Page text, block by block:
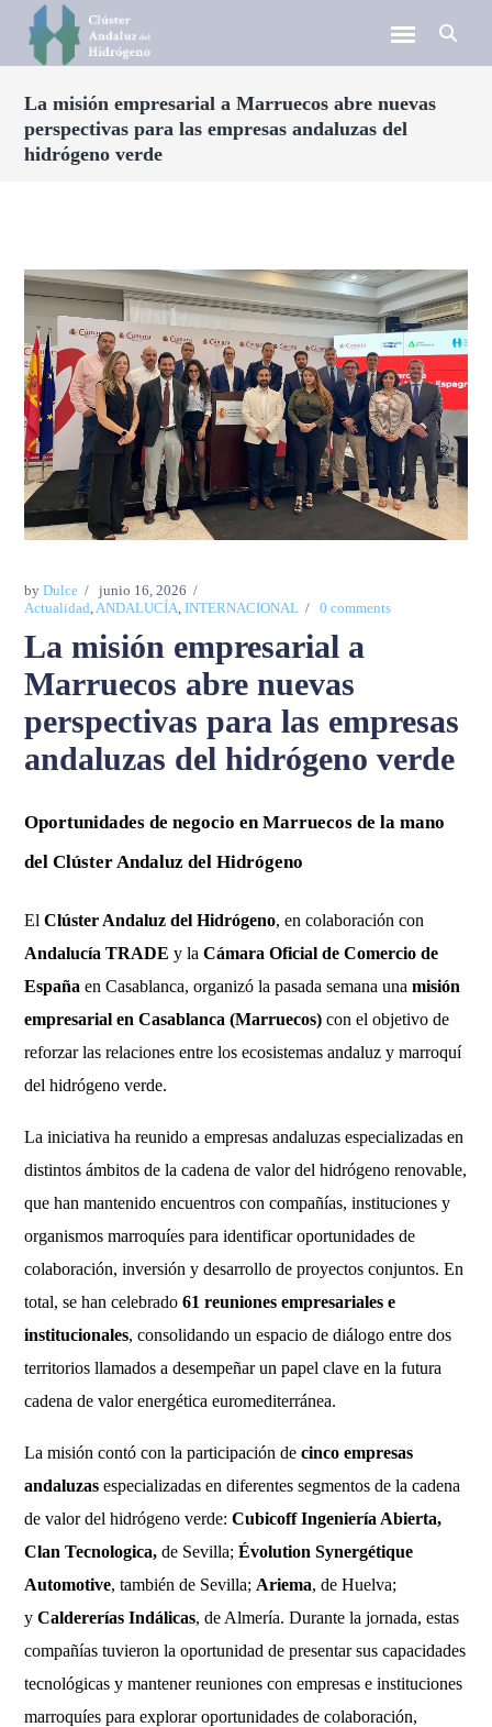
La misión empresarial a Marruecos abre nuevas
perspectivas para las empresas andaluzas del
hidrógeno verde
byDulce
junio 16, 2026
Actualidad,ANDALUCÍA,INTERNACIONAL 0 comments
La misión empresarial a
Marruecos abre nuevas
perspectivas para las empresas
andaluzas del hidrógeno verde
Oportunidades de negocio en Marruecos de la mano
del Clúster Andaluz del Hidrógeno
ElClúster Andaluz del Hidrógeno, en colaboración con
Andalucía TRADE y laCámara Oficial de Comercio de
España en Casablanca, organizó la pasada semana unamisión
empresarial en Casablanca (Marruecos)con el objetivo de
reforzar las relaciones entre los ecosistemas andaluz y marroquí
del hidrógeno verde.
La iniciativa ha reunido a empresas andaluzas especializadas en
distintos ámbitos de la cadena de valor del hidrógeno renovable,
que han mantenido encuentros con compañías, instituciones y
organismos marroquíes para identificar oportunidades de
colaboración, inversión y desarrollo de proyectos conjuntos. En
total, se han celebrado 61 reuniones empresariales e
institucionales, consolidando un espacio de diálogo entre dos
territorios llamados a desempeñar un papel clave en la futura
cadena de valor energética euromediterránea.
La misión contó con la participación decinco empresas
andaluzas especializadas en diferentes segmentos de la cadena
de valor del hidrógeno verde:Cubicoff Ingeniería Abierta,
Clan Tecnologica, de Sevilla;Évolution Synergétique
Automotive, también de Sevilla; Ariema, de Huelva;
yCaldererías Indálicas, de Almería. Durante la jornada, estas
compañías tuvieron la oportunidad de presentar sus capacidades
tecnológicas y mantener reuniones con empresas e instituciones
marroquíes para explorar oportunidades de colaboración,